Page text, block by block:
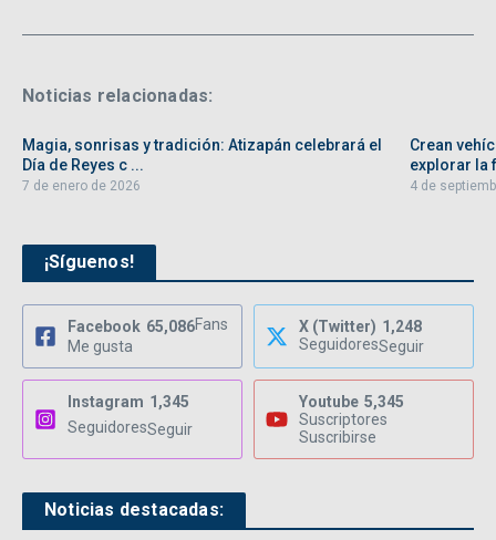
Noticias relacionadas:
Magia, sonrisas y tradición: Atizapán celebrará el
Día de Reyes c ...
7 de enero de 2026
Crean
explorar la
4 de
¡Síguenos!
Facebook 65,086Fans
Me gusta
X (Twitter) 1,248
SeguidoresSeguir
Instagram 1,345
SeguidoresSeguir
Youtube 5,345
Suscriptores
Suscribirse
Noticias destacadas: